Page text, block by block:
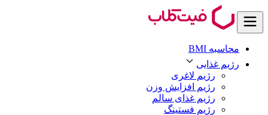
محاسبه BMI
رژیم غذایی
رژیم لاغری
رژیم افزایش وزن
رژیم غذای سالم
رژیم فستینگ